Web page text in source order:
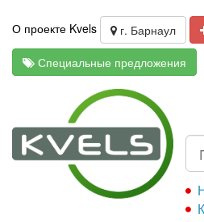
О проекте Kvels г. Барнаул
Специальные предложения